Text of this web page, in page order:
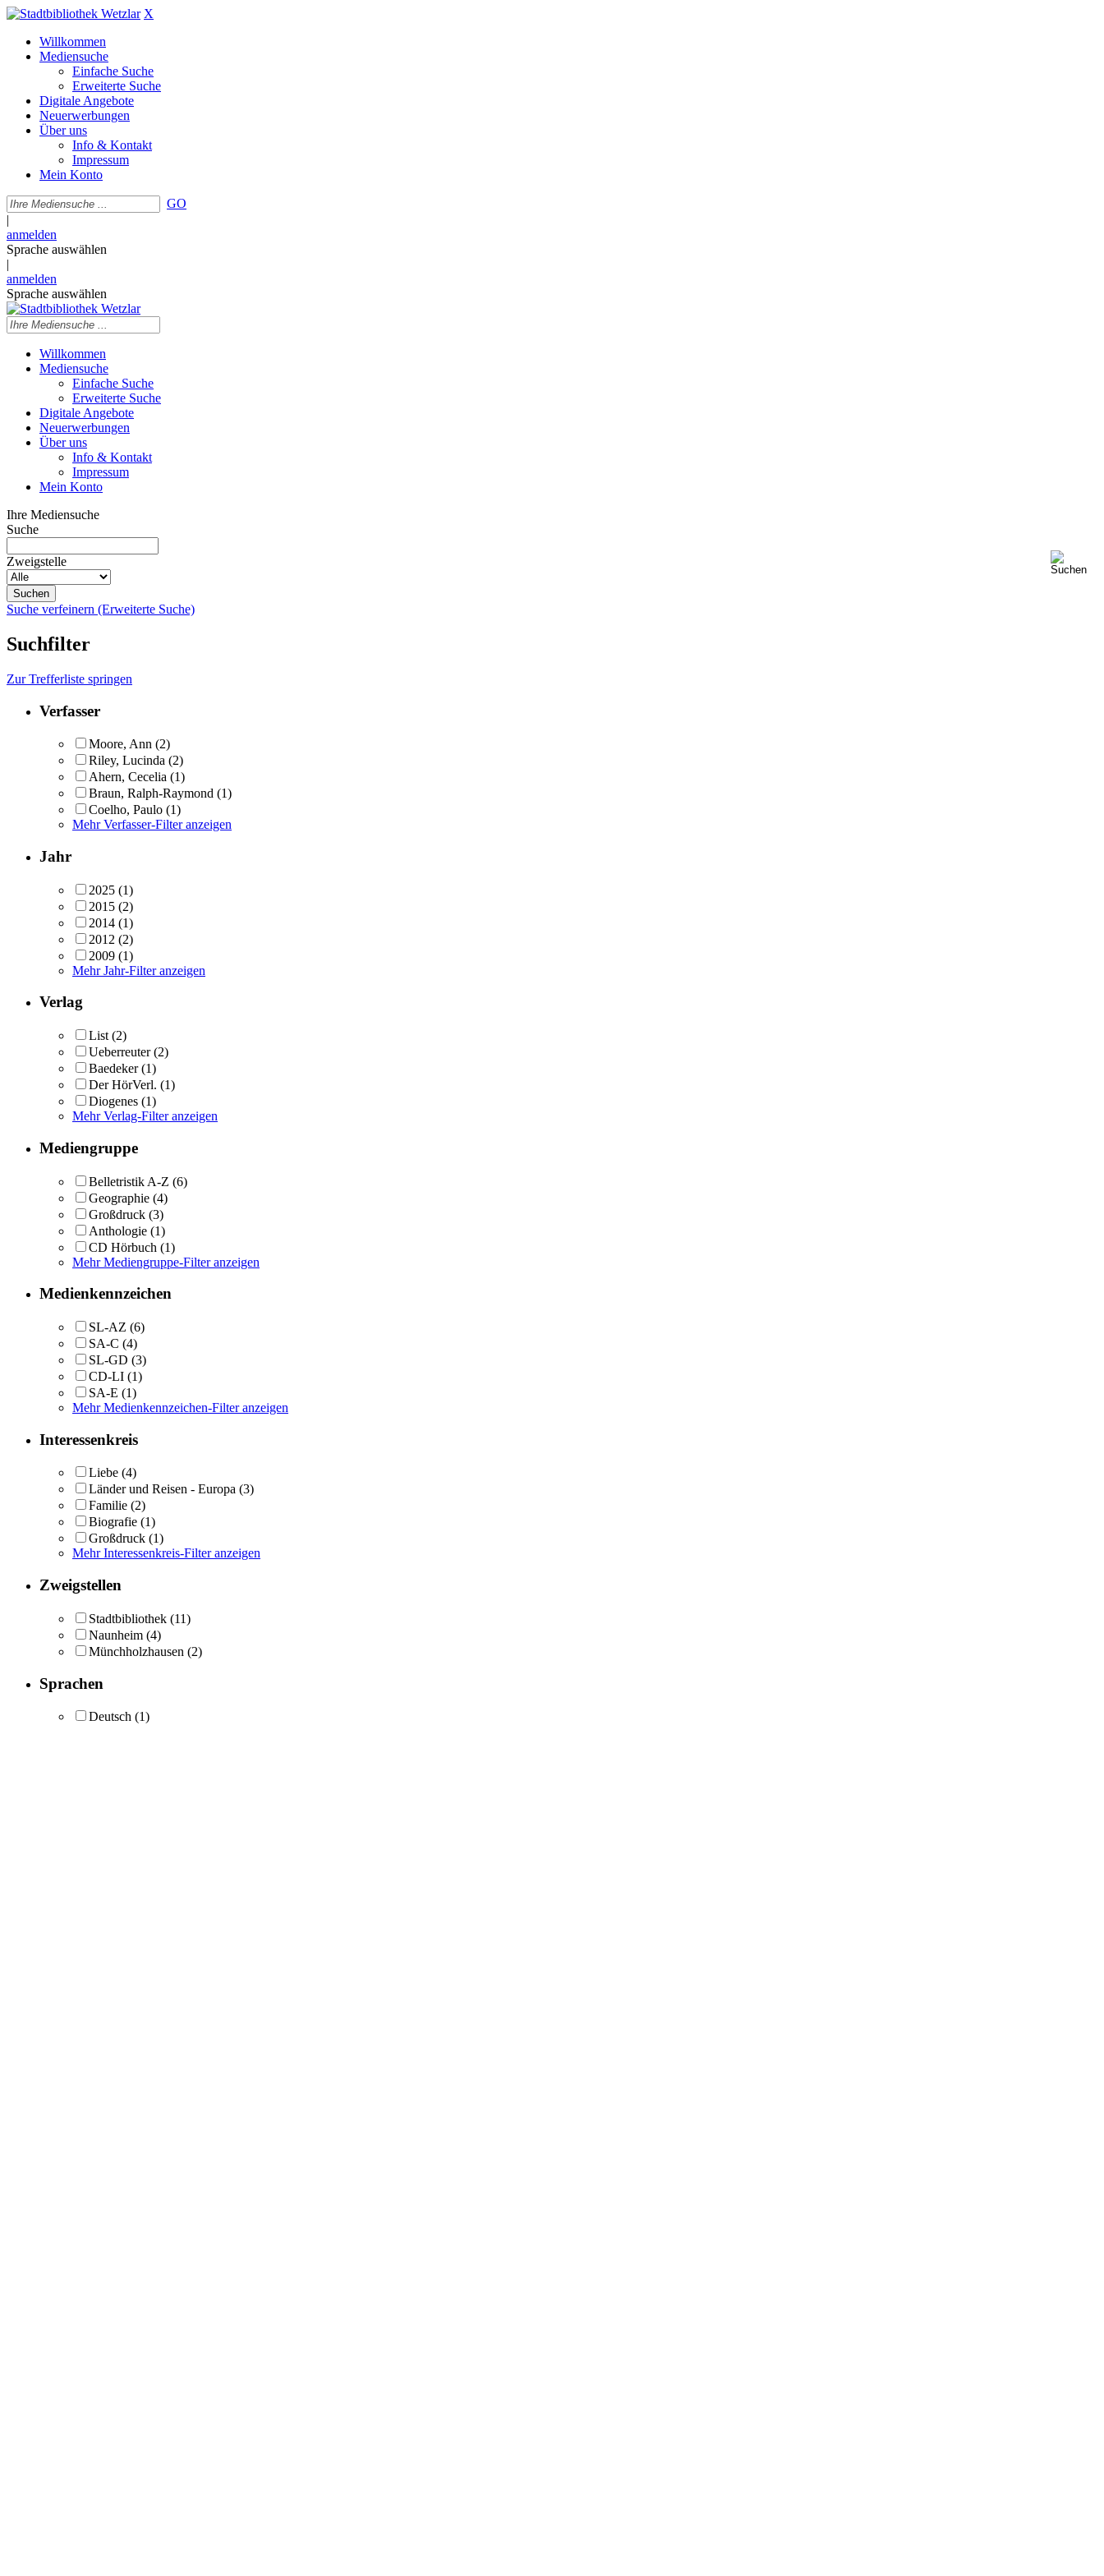
X
Willkommen
Mediensuche
Einfache Suche
Erweiterte Suche
Digitale Angebote
Neuerwerbungen
Über uns
Info & Kontakt
Impressum
Mein Konto
GO
|
anmelden
Sprache auswählen
|
anmelden
Sprache auswählen
Willkommen
Mediensuche
Einfache Suche
Erweiterte Suche
Digitale Angebote
Neuerwerbungen
Über uns
Info & Kontakt
Impressum
Mein Konto
Ihre Mediensuche
Suche
Zweigstelle
Suche verfeinern (Erweiterte Suche)
Suchfilter
Zur Trefferliste springen
Verfasser
Moore, Ann (2)
Riley, Lucinda (2)
Ahern, Cecelia (1)
Braun, Ralph-Raymond (1)
Coelho, Paulo (1)
Mehr Verfasser-Filter anzeigen
Jahr
2025 (1)
2015 (2)
2014 (1)
2012 (2)
2009 (1)
Mehr Jahr-Filter anzeigen
Verlag
List (2)
Ueberreuter (2)
Baedeker (1)
Der HörVerl. (1)
Diogenes (1)
Mehr Verlag-Filter anzeigen
Mediengruppe
Belletristik A-Z (6)
Geographie (4)
Großdruck (3)
Anthologie (1)
CD Hörbuch (1)
Mehr Mediengruppe-Filter anzeigen
Medienkennzeichen
SL-AZ (6)
SA-C (4)
SL-GD (3)
CD-LI (1)
SA-E (1)
Mehr Medienkennzeichen-Filter anzeigen
Interessenkreis
Liebe (4)
Länder und Reisen - Europa (3)
Familie (2)
Biografie (1)
Großdruck (1)
Mehr Interessenkreis-Filter anzeigen
Zweigstellen
Stadtbibliothek (11)
Naunheim (4)
Münchholzhausen (2)
Sprachen
Deutsch (1)